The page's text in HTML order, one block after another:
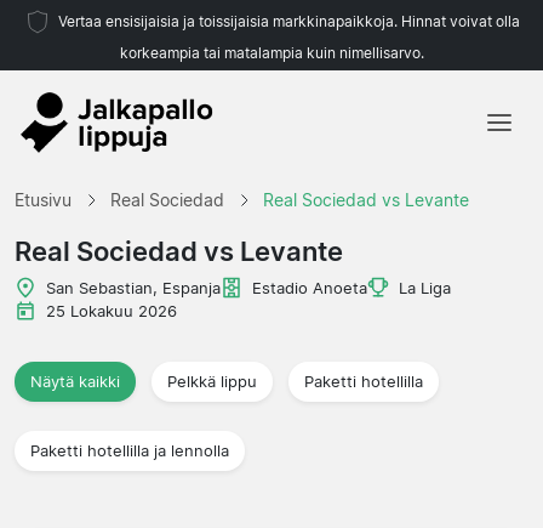
Vertaa ensisijaisia ja toissijaisia markkinapaikkoja. Hinnat voivat olla
korkeampia tai matalampia kuin nimellisarvo.
Etusivu Real Sociedad Real Sociedad vs Levante
Real Sociedad vs Levante
San Sebastian, Espanja Estadio Anoeta
La Liga
25 Lokakuu 2026
Näytä kaikki Pelkkä lippu Paketti hotellilla
Paketti hotellilla ja lennolla